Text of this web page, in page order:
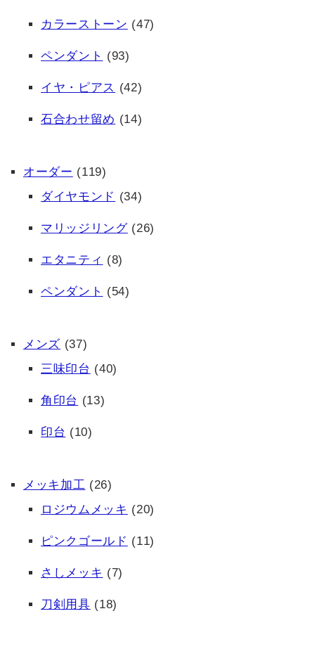
カラーストーン (47)
ペンダント (93)
イヤ・ピアス (42)
石合わせ留め (14)
オーダー (119)
ダイヤモンド (34)
マリッジリング(26)
エタニティ (8)
ペンダント (54)
メンズ (37)
三味印台 (40)
角印台 (13)
印台 (10)
メッキ加工 (26)
ロジウムメッキ (20)
ピンクゴールド (11)
さしメッキ (7)
刀剣用具 (18)